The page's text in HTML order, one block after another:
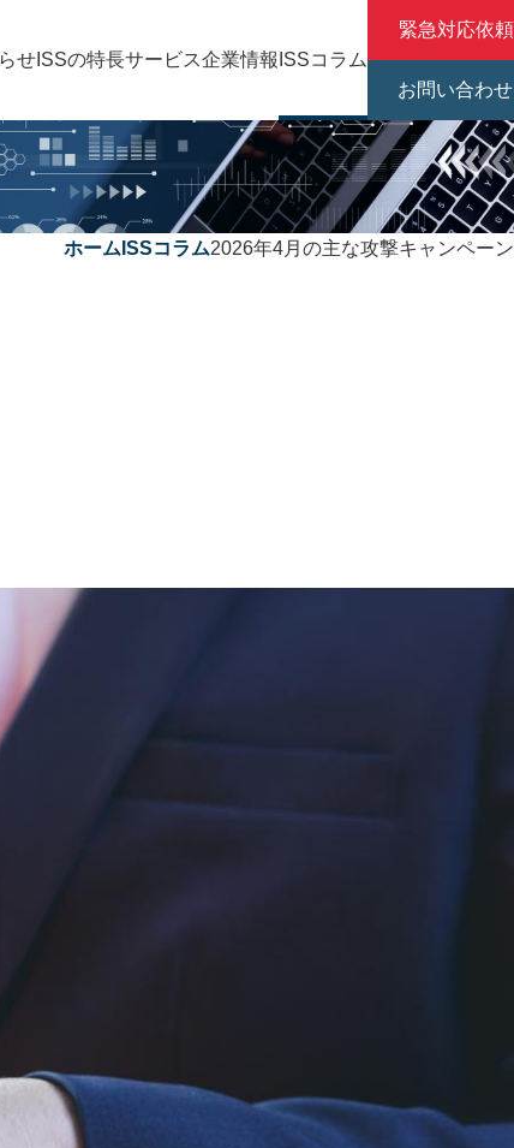
せ ISSの特長サービス企業情報 ISSコラム
緊急対応依頼
お問い合わせ
ホーム ISSコラム2026年4月の主な攻撃キャンペーン